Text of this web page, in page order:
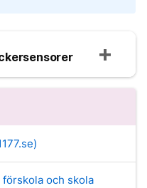
och skola